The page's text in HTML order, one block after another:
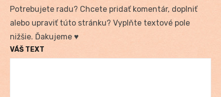
Potrebujete radu? Chcete pridať komentár, doplniť
alebo upraviť túto stránku? Vyplňte textové pole
nižšie. Ďakujeme ♥
VÁŠ TEXT